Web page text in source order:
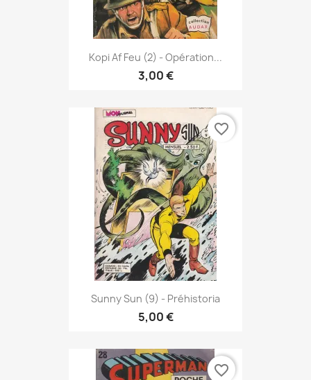
Kopi Af Feu (2) - Opération...
3,00 €
Sunny Sun (9) - Préhistoria
5,00 €
favorite_border
favorite_border